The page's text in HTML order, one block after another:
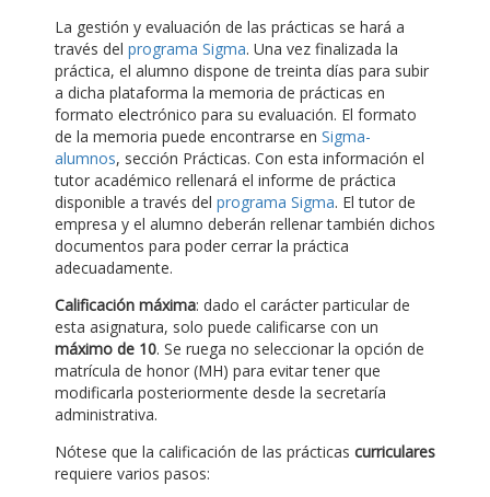
La gestión y evaluación de las prácticas se hará a
través del programa Sigma. Una vez finalizada la
práctica, el alumno dispone de treinta días para subir
a dicha plataforma la memoria de prácticas en
formato electrónico para su evaluación. El formato
de la memoria puede encontrarse en Sigma-
alumnos, sección Prácticas. Con esta información el
tutor académico rellenará el informe de práctica
disponible a través del programa Sigma. El tutor de
empresa y el alumno deberán rellenar también dichos
documentos para poder cerrar la práctica
adecuadamente.
Calificación máxima: dado el carácter particular de
esta asignatura, solo puede calificarse con un
máximo de 10. Se ruega no seleccionar la opción de
matrícula de honor (MH) para evitar tener que
modificarla posteriormente desde la secretaría
administrativa.
Nótese que la calificación de las prácticas curriculares
requiere varios pasos: